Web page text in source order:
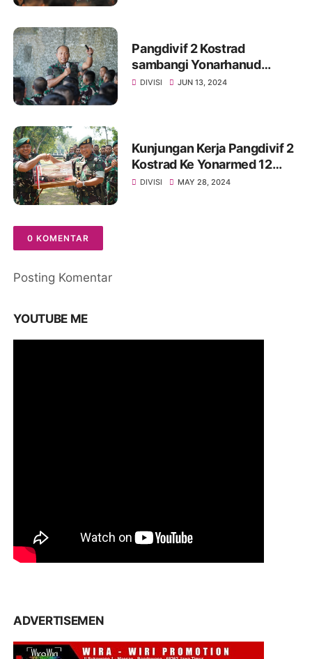
Pangdivif 2 Kostrad
sambangi Yonarhanud
2/ABW Dan Yonarmed 1/AY
DIVISI JUN 13, 2024
Kunjungan Kerja Pangdivif 2
Kostrad Ke Yonarmed 12
Angicipi Yudha
DIVISI MAY 28, 2024
0 KOMENTAR
Posting Komentar
YOUTUBE ME
ADVERTISEMEN